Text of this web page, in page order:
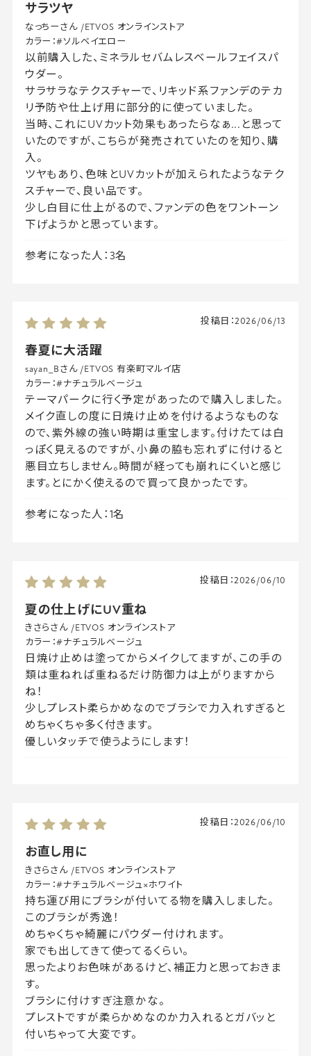
サラツヤ
なっちーさん /ETVOS オンラインストア
カラー：#ソルベイエロー
以前購入した、ミネラルセバムレスベールフェイスパ
ウダー。
サラサラなテクスチャーで、リキッド系ファンデのテカ
リ予防や仕上げ用に部分的に使っていました。
当時、これにUVカット効果もあったらなぁ...と思って
いたのですが、こちらが発売されていたのを知り、購
入。
ツヤもあり、色味とUVカットが加えられたようなテク
スチャーで、良い品です。
少し白目に仕上がるので、ファンデの色をワントーン
下げようかと思っています。
参考になった人：3名
春夏に大活躍
投稿日：2026/06/13
sayan_Bさん /ETVOS 有楽町マルイ店
カラー：#ナチュラルベージュ
テーマパークに行く予定があったので購入しました。
メイク直しの度に日焼け止めを付けるようなものな
ので、紫外線の強い時期は重宝します。付けたては白
っぽく見えるのですが、小鼻の脇も忘れずに付けると
悪目立ちしません。時間が経っても崩れにくいと感じ
ます。とにかく使えるので買って良かったです。
参考になった人：1名
夏の仕上げにUV重ね
投稿日：2026/06/10
きさらさん /ETVOS オンラインストア
カラー：#ナチュラルベージュ
日焼け止めは塗ってからメイクしてますが、この手の
類は重ねれば重ねるだけ防御力は上がりますから
ね！
少しプレスト柔らかめなのでブラシで力入れすぎると
めちゃくちゃ多く付きます。
優しいタッチで使うようにします！
お直し用に
投稿日：2026/06/10
きさらさん /ETVOS オンラインストア
カラー：#ナチュラルベージュ×ホワイト
持ち運び用にブラシが付いてる物を購入しました。
このブラシが秀逸！
めちゃくちゃ綺麗にパウダー付けれます。
家でも出してきて使ってるくらい。
思ったよりお色味があるけど、補正力と思っておきま
す。
ブラシに付けすぎ注意かな。
プレストですが柔らかめなのか力入れるとガバッと
付いちゃって大変です。